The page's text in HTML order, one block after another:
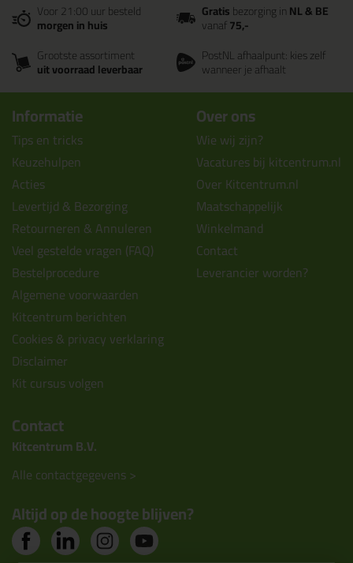
Voor 21:00 uur besteld
morgen in huis
Gratisbezorging inNL & BE
vanaf75,-
Grootste assortiment
uit voorraad leverbaar
PostNL afhaalpunt: kies zelf
wanneer je afhaalt
Informatie
Tips en tricks
Keuzehulpen
Acties
Levertijd & Bezorging
Retourneren & Annuleren
Veel gestelde vragen (FAQ)
Bestelprocedure
Algemene voorwaarden
Kitcentrum berichten
Cookies & privacy verklaring
Disclaimer
Kit cursus volgen
Over ons
Wie wij zijn?
Vacatures bij kitcentrum.nl
Over Kitcentrum.nl
Maatschappelijk
Winkelmand
Contact
Leverancier worden?
Contact
Kitcentrum B.V.
Alle contactgegevens >
Altijd op de hoogte blijven?